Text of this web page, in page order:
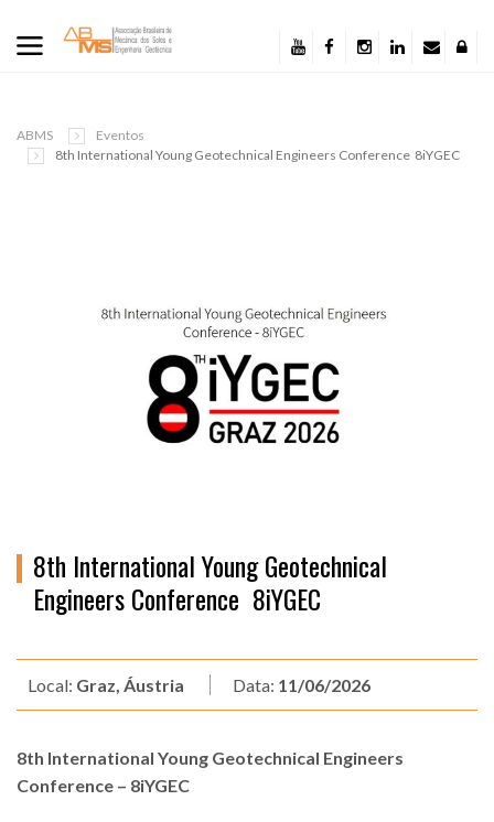
ABMS
Eventos
8th International Young Geotechnical Engineers Conference  8iYGEC
8th International Young Geotechnical
Engineers Conference  8iYGEC
Local: Graz, Áustria Data: 11/06/2026
8th International Young Geotechnical Engineers
Conference – 8iYGEC